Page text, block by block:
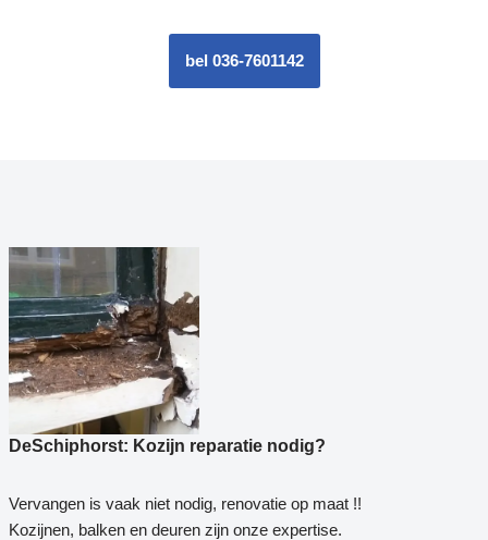
bel 036-7601142
DeSchiphorst: Kozijn reparatie nodig?
Vervangen is vaak niet nodig, renovatie op maat !!
Kozijnen, balken en deuren zijn onze expertise.